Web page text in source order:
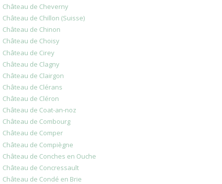
Château de Cheverny
Château de Chillon (Suisse)
Château de Chinon
Château de Choisy
Château de Cirey
Château de Clagny
Château de Clairgon
Château de Clérans
Château de Cléron
Château de Coat-an-noz
Château de Combourg
Château de Comper
Château de Compiègne
Château de Conches en Ouche
Château de Concressault
Château de Condé en Brie